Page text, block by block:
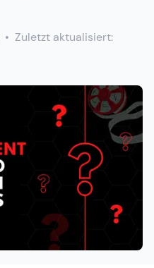
• Zuletzt aktualisiert: